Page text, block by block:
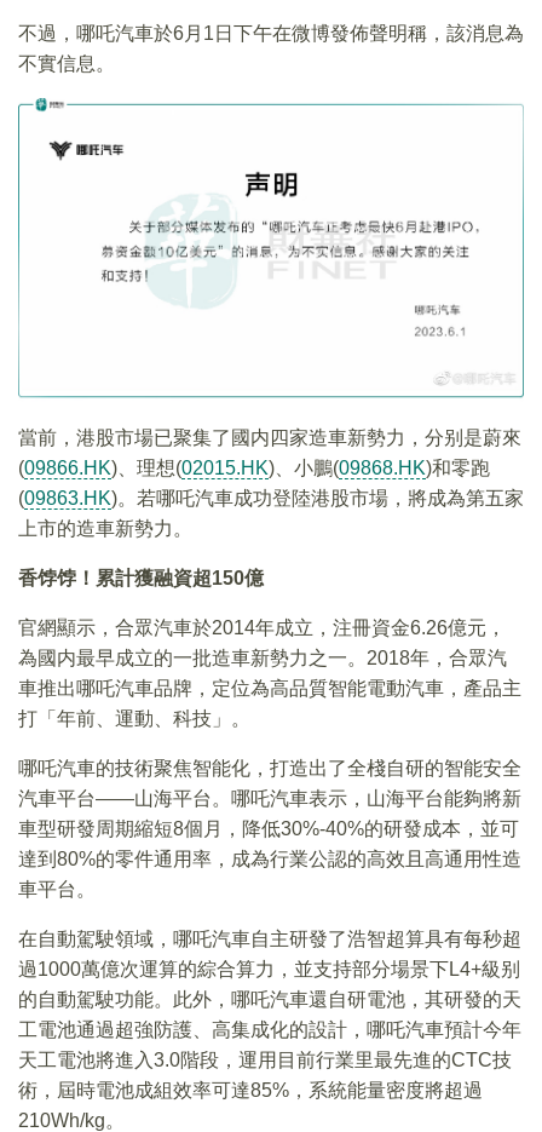
不過，哪吒汽車於6月1日下午在微博發佈聲明稱，該消息為
不實信息。
當前，港股市場已聚集了國内四家造車新勢力，分别是蔚來
(09866.HK)、理想(02015.HK)、小鵬(09868.HK)和零跑
(09863.HK)。若哪吒汽車成功登陸港股市場，將成為第五家
上市的造車新勢力。
香饽饽！累計獲融資超150億
官網顯示，合眾汽車於2014年成立，注冊資金6.26億元，
為國内最早成立的一批造車新勢力之一。2018年，合眾汽
車推出哪吒汽車品牌，定位為高品質智能電動汽車，產品主
打「年前、運動、科技」。
哪吒汽車的技術聚焦智能化，打造出了全棧自研的智能安全
汽車平台——山海平台。哪吒汽車表示，山海平台能夠將新
車型研發周期縮短8個月，降低30%-40%的研發成本，並可
達到80%的零件通用率，成為行業公認的高效且高通用性造
車平台。
在自動駕駛領域，哪吒汽車自主研發了浩智超算具有每秒超
過1000萬億次運算的綜合算力，並支持部分場景下L4+級别
的自動駕駛功能。此外，哪吒汽車還自研電池，其研發的天
工電池通過超強防護、高集成化的設計，哪吒汽車預計今年
天工電池將進入3.0階段，運用目前行業里最先進的CTC技
術，屆時電池成組效率可達85%，系統能量密度將超過
210Wh/kg。